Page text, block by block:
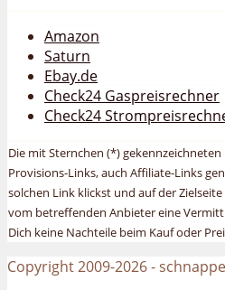
Amazon
Saturn
Ebay.de
Check24 Gaspreisrechner
Check24
Die mit Sternchen (*)
Provisions-Links, auch Affiliate-Links
solchen Link klickst und auf der
vom betreffenden Anbieter eine
Dich keine Nachteile beim Kauf oder
Copyright 2009-2026 -